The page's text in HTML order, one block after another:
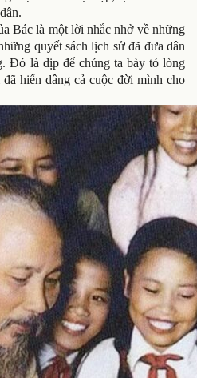
Bác là một lời nhắc nhở về những
quyết sách lịch sử đã đưa dân
Đó là dịp để chúng ta bày tỏ lòng
hiến dâng cả cuộc đời mình cho